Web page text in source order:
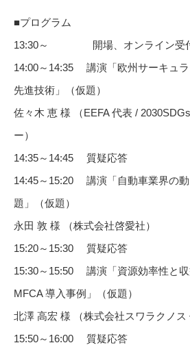
■プログラム
13:30～ 開場、オンライン受
14:00～14:35 講演「欧州サーキュラ
先進技術」（仮題）
佐々木 恵 様 （EEFA 代表 /
ー）
14:35～14:45 質疑応答
14:45～15:20 講演「自動車業界の
題」（仮題）
永田 敦 様 （株式会社啓愛社）
15:20～15:30 質疑応答
15:30～15:50 講演「資源効率性と収
MFCA 導入事例」（仮題）
北澤 高宏 様 （株式会社スワラクノス
15:50～16:00 質疑応答